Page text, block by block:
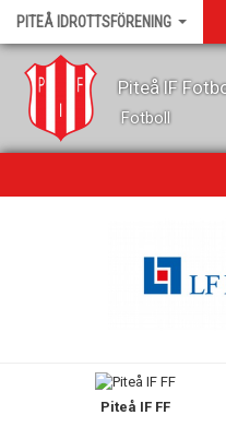
PITEÅ IDROTTSFÖRENING
Piteå IF
Fotboll
Piteå IF FF